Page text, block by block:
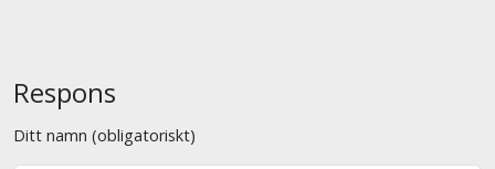
Respons
Ditt namn (obligatoriskt)